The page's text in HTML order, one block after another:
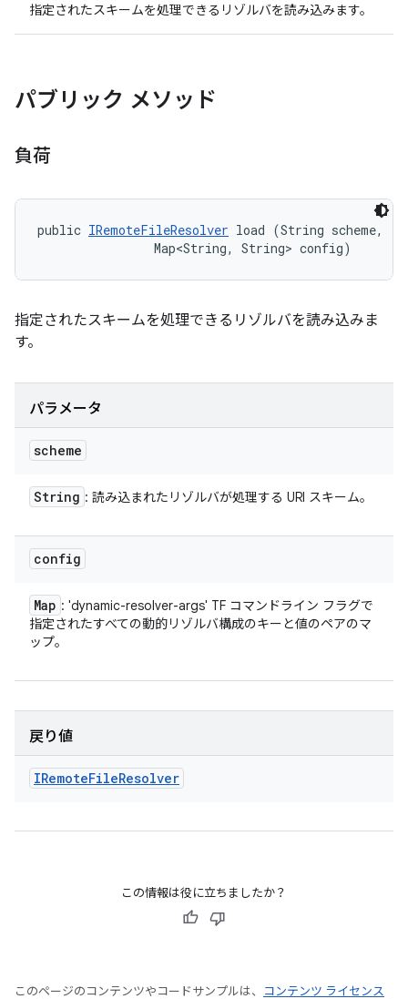
指定されたスキームを処理できるリゾルバを読み込みます。
パブリック メソッド
負荷
public IRemoteFileResolver load (String scheme,
                Map<String, String> config)
指定されたスキームを処理できるリゾルバを読み込みま
す。
パラメータ
scheme
String : 読み込まれたリゾルバが処理する URI スキーム。
config
Map : 'dynamic-resolver-args' TF コマンドライン フラグで
指定されたすべての動的リゾルバ構成のキーと値のペアのマ
ップ。
戻り値
IRemoteFileResolver
この情報は役に立ちましたか？
このページのコンテンツやコードサンプルは、
コンテンツ ライセンス